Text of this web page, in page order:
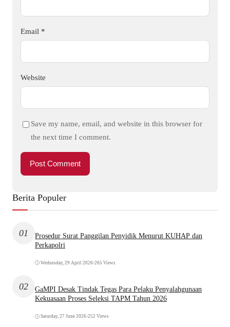
Email *
Website
Save my name, email, and website in this browser for
the next time I comment.
Berita Populer
01
Prosedur Surat Panggilan Penyidik Menurut KUHAP dan
Perkapolri
Wednesday, 29 April 2026•265 Views
02
GaMPI Desak Tindak Tegas Para Pelaku Penyalahgunaan
Kekuasaan Proses Seleksi TAPM Tahun 2026
Saturday, 27 June 2026•252 Views